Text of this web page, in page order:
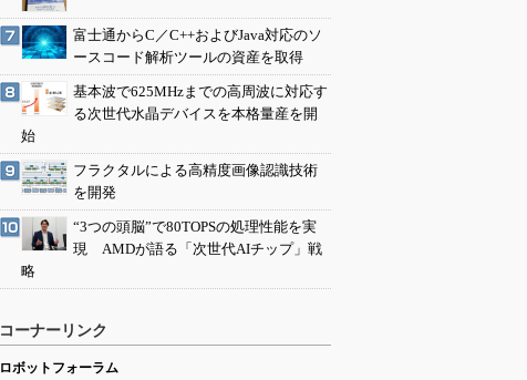
富士通からC／C++およびJava対応のソ
ースコード解析ツールの資産を取得
基本波で625MHzまでの高周波に対応す
る次世代水晶デバイスを本格量産を開
始
フラクタルによる高精度画像認識技術
を開発
“3つの頭脳”で80TOPSの処理性能を実
現 AMDが語る「次世代AIチップ」戦
略
コーナーリンク
ロボットフォーラム